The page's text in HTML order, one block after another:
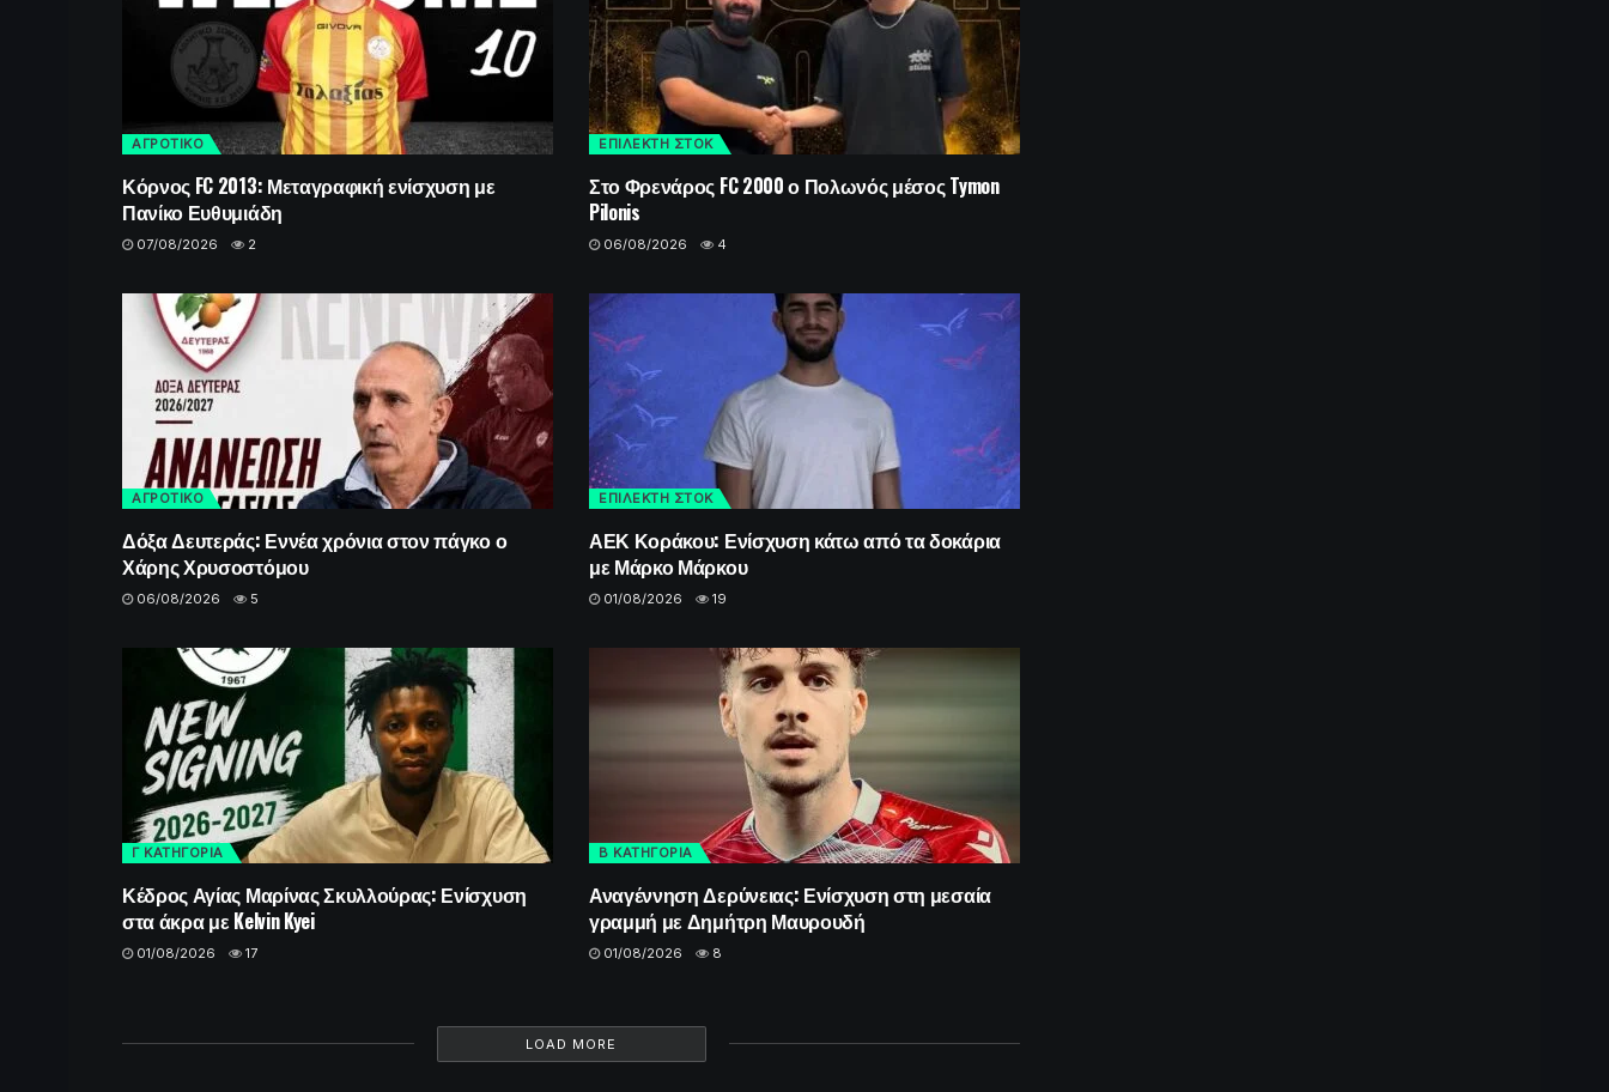
ΑΓΡΟΤΙΚΟ
Κόρνος FC 2013: Μεταγραφική ενίσχυση με
Πανίκο Ευθυμιάδη
07/08/2026 2
ΕΠΙΛΕΚΤΗ ΣΤΟΚ
Στο Φρενάρος FC 2000 ο Πολωνός μέσος Tymon
Pilonis
06/08/2026 4
ΑΓΡΟΤΙΚΟ
Δόξα Δευτεράς: Εννέα χρόνια στον πάγκο ο
Χάρης Χρυσοστόμου
06/08/2026 5
ΕΠΙΛΕΚΤΗ ΣΤΟΚ
ΑΕΚ Κοράκου: Ενίσχυση κάτω από τα δοκάρια
με Μάρκο Μάρκου
01/08/2026 19
Γ ΚΑΤΗΓΟΡΙΑ
Κέδρος Αγίας Μαρίνας Σκυλλούρας: Ενίσχυση
στα άκρα με Kelvin Kyei
01/08/2026 17
Β ΚΑΤΗΓΟΡΙΑ
Αναγέννηση Δερύνειας: Ενίσχυση στη μεσαία
γραμμή με Δημήτρη Μαυρουδή
01/08/2026 8
LOAD MORE